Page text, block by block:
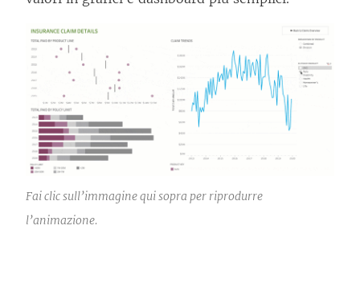
Fai clic sull’immagine qui sopra per riprodurre
l’animazione.